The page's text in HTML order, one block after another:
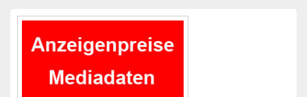
Primärer
Widgetbereich